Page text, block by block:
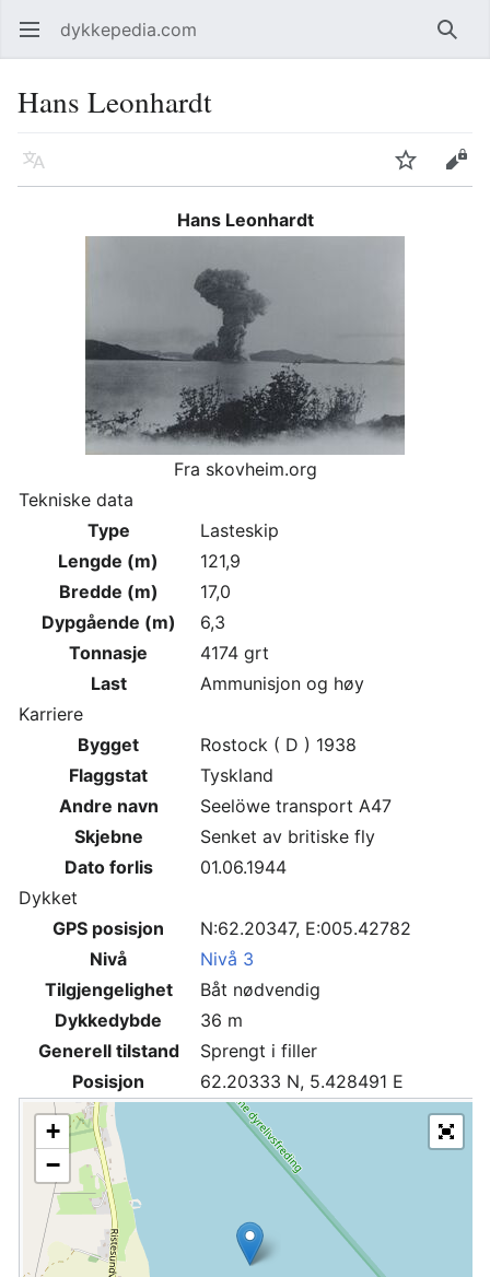
Åpne hovedmenyen dykkepedia.com Søk
Hans Leonhardt
Språk Overvåk Rediger
Hans Leonhardt
Fra skovheim.org
Tekniske data
Type
Lasteskip
Lengde (m)
121,9
Bredde (m)
17,0
Dypgående (m)
6,3
Tonnasje
4174 grt
Last
Ammunisjon og høy
Karriere
Bygget
Rostock ( D ) 1938
Flaggstat
Tyskland
Andre navn
Seelöwe transport A47
Skjebne
Senket av britiske fly
Dato forlis
01.06.1944
Dykket
GPS posisjon
N:62.20347, E:005.42782
Nivå
Nivå 3
Tilgjengelighet
Båt nødvendig
Dykkedybde
36 m
Generell tilstand
Sprengt i filler
Posisjon
62.20333 N, 5.428491 E
+
−